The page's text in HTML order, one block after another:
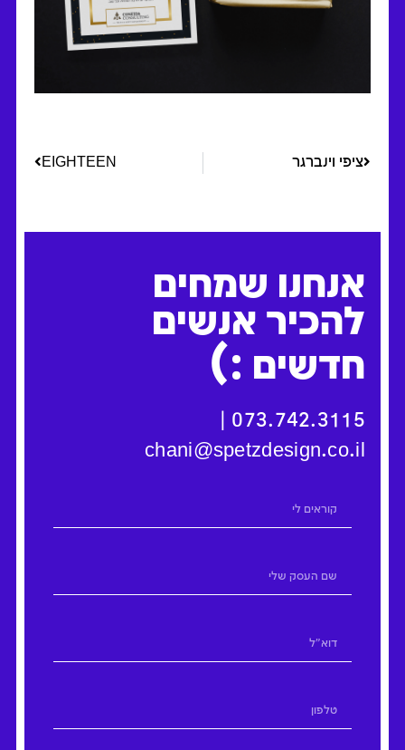
ציפי וינברגר EIGHTEEN
אנחנו שמחים
להכיר אנשים
חדשים :)
073.742.3115
chani@spetzdesign.co.il